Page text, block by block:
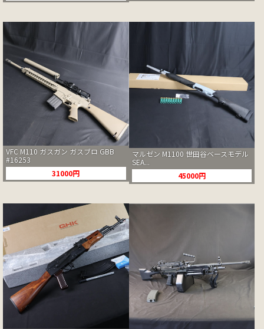
VFC M110 ガスガン ガスブロ GBB
#16253
31000円
マルゼン M1100 世田谷ベースモデル
SEA...
45000円